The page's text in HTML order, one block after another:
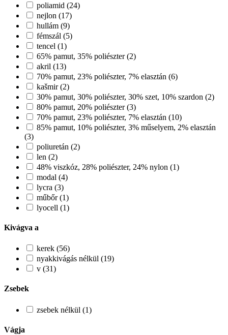
poliamid (24)
nejlon (17)
hullám (9)
fémszál (5)
tencel (1)
65% pamut, 35% poliészter (2)
akril (13)
70% pamut, 23% poliészter, 7% elasztán (6)
kašmir (2)
30% pamut, 30% poliészter, 30% szet, 10% szardon (2)
80% pamut, 20% poliészter (3)
70% pamut, 23% poliészter, 7% elasztán (10)
85% pamut, 10% poliészter, 3% műselyem, 2% elasztán
(3)
poliuretán (2)
len (2)
48% viszkóz, 28% poliészter, 24% nylon (1)
modal (4)
lycra (3)
műbőr (1)
lyocell (1)
Kivágva a
kerek (56)
nyakkivágás nélkül (19)
v (31)
Zsebek
zsebek nélkül (1)
Vágja